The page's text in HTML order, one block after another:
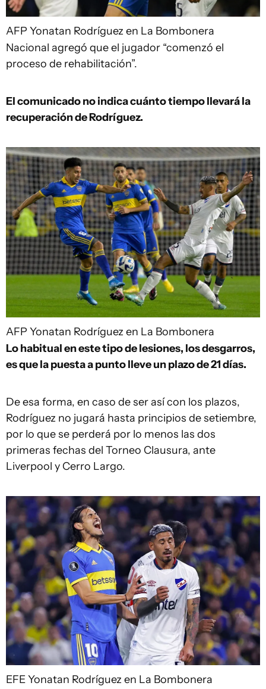
AFP Yonatan Rodríguez en La Bombonera
Nacional agregó que el jugador “comenzó el
proceso de rehabilitación”.
El comunicado no indica cuánto tiempo llevará la
recuperación de Rodríguez.
AFP Yonatan Rodríguez en La Bombonera
Lo habitual en este tipo de lesiones, los desgarros,
es que la puesta a punto lleve un plazo de 21 días.
De esa forma, en caso de ser así con los plazos,
Rodríguez no jugará hasta principios de setiembre,
por lo que se perderá por lo menos las dos
primeras fechas del Torneo Clausura, ante
Liverpool y Cerro Largo.
EFEYonatan Rodríguez en La Bombonera